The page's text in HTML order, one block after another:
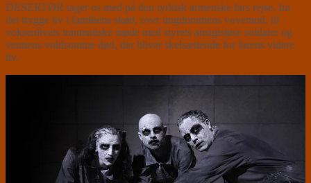
DESERTØR tager os med på den tyrkisk armenske fars rejse, fra
det trygge liv i familiens skød, over ungdommens vovemod, til
voksenlivets traumatiske møde med styrets ansigtsløse soldater og
vennens voldsomme død, der bliver skelsættende for farens videre
liv.